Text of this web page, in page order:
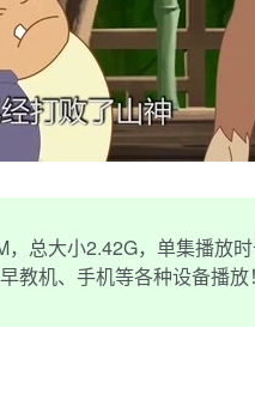
总大小2.42G，单集播放
教机、手机等各种设备播放！